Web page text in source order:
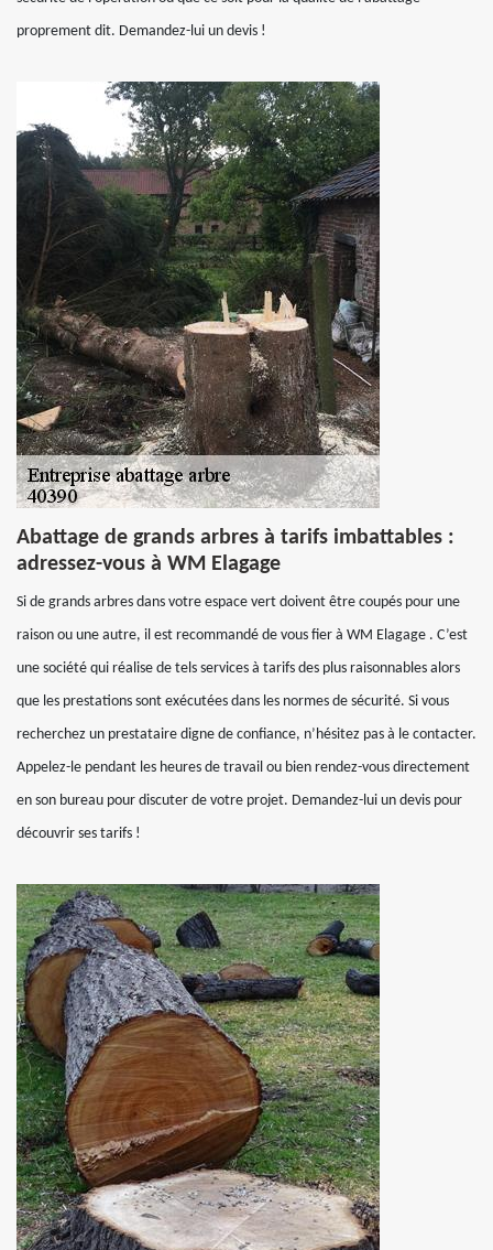
proprement dit. Demandez-lui un devis !
Abattage de grands arbres à tarifs imbattables :
adressez-vous à WM Elagage
Si de grands arbres dans votre espace vert doivent être coupés pour une
raison ou une autre, il est recommandé de vous fier à WM Elagage . C’est
une société qui réalise de tels services à tarifs des plus raisonnables alors
que les prestations sont exécutées dans les normes de sécurité. Si vous
recherchez un prestataire digne de confiance, n’hésitez pas à le contacter.
Appelez-le pendant les heures de travail ou bien rendez-vous directement
en son bureau pour discuter de votre projet. Demandez-lui un devis pour
découvrir ses tarifs !